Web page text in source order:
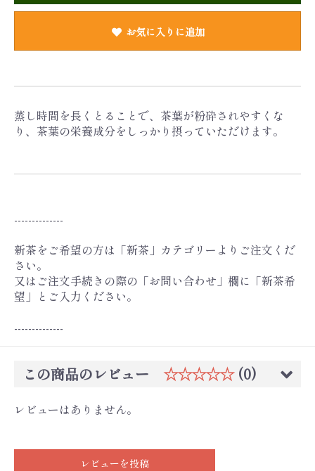
お気に入りに追加
蒸し時間を長くとることで、茶葉が粉砕されやすくな
り、茶葉の栄養成分をしっかり摂っていただけます。
--------------
新茶をご希望の方は「新茶」カテゴリーよりご注文くだ
さい。
又はご注文手続きの際の「お問い合わせ」欄に「新茶希
望」とご入力ください。
--------------
この商品のレビュー ☆☆☆☆☆ (0)
レビューはありません。
レビューを投稿